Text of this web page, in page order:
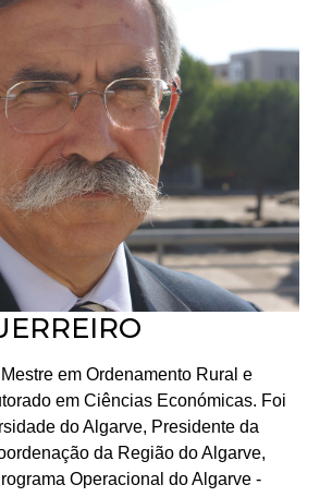
em Ordenamento Rural e
em Ciências Económicas. Foi
do Algarve, Presidente da
da Região do Algarve,
Operacional do Algarve -